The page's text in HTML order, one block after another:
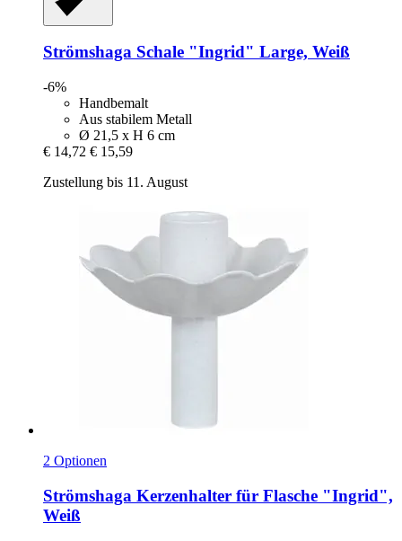
Strömshaga Schale "Ingrid" Large, Weiß
-6%
Handbemalt
Aus stabilem Metall
Ø 21,5 x H 6 cm
€ 14,72 € 15,59
Zustellung bis 11. August
2 Optionen
Strömshaga Kerzenhalter für Flasche "Ingrid",
Weiß